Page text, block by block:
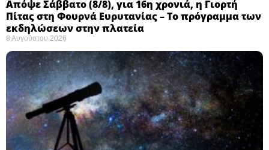
Απόψε Σάββατο (8/8), για 16η χρονιά, η Γιορτή
Πίτας στη Φουρνά Ευρυτανίας – Το πρόγραμμα των
εκδηλώσεων στην πλατεία
8 Αυγούστου 2026